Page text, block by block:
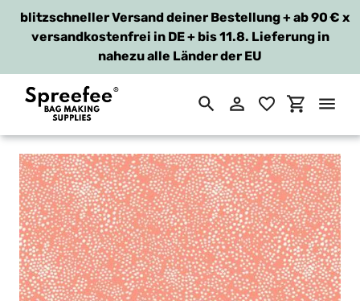
Direkt
zum
Inhalt
blitzschneller Versand deiner Bestellung + ab 90 €
versandkostenfrei in DE + bis 11.8. Lieferung in
nahezu alle Länder der EU
x
SuchenEinloggen